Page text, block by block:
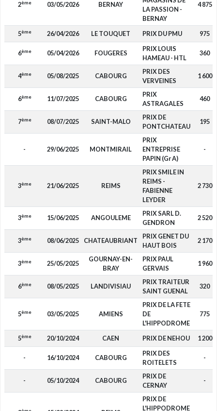
2ème 03/05/2026 BERNAY
LA PASSION -
BERNAY
4 875
5ème 26/04/2026 LE TOUQUET PRIX DU PMU 975
6ème 05/04/2026 FOUGERES
PRIX LOUIS
HAMEAU - HTL
360
4ème 05/08/2025 CABOURG
PRIX DES
VERVEINES
1 600
6ème 11/07/2025 CABOURG
PRIX
ASTRAGALES
460
7ème 08/07/2025 SAINT-MALO
PRIX DE
PONTCHATEAU
195
- 29/06/2025 MONTMIRAIL
PRIX
ENTREPRISE
PAPIN (Gr A)
-
3ème 21/06/2025 REIMS
PRIX SMILE IN
REIMS -
FABIENNE
LEYDER
2 730
3ème 15/06/2025 ANGOULEME
PRIX SARL D.
GENDRON
2 520
3ème 08/06/2025 CHATEAUBRIANT
PRIX GENET DU
HAUT BOIS
2 170
3ème 25/05/2025
GOURNAY-EN-
BRAY
PRIX PAUL
GERVAIS
1 960
6ème 08/05/2025 LANDIVISIAU
PRIX TRAITEUR
SAINT GUENAL
320
5ème 03/05/2025 AMIENS
PRIX DE LA FETE
DE
L'HIPPODROME
775
5ème 20/10/2024 CAEN PRIX DE NEHOU 1 200
- 16/10/2024 CABOURG
PRIX DES
ROITELETS
-
- 05/10/2024 CABOURG
PRIX DE
CERNAY
-
PRIX DE
L'HIPPODROME